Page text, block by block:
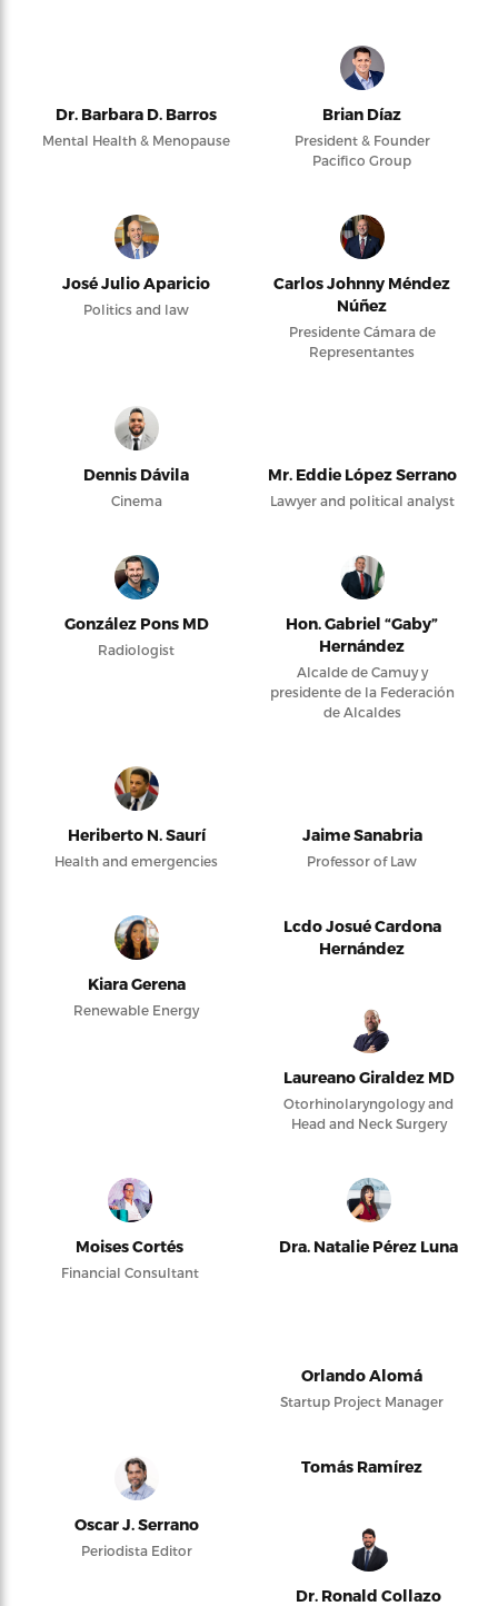
Dr. Barbara D. Barros
Mental Health & Menopause
Brian Díaz
President & Founder
Pacifico Group
José Julio Aparicio
Politics and law
Carlos Johnny Méndez
Núñez
Presidente Cámara de
Representantes
Dennis Dávila
Cinema
Mr. Eddie López Serrano
Lawyer and political analyst
González Pons MD
Radiologist
Hon. Gabriel “Gaby”
Hernández
Alcalde de Camuy y
presidente de la Federación
de Alcaldes
Heriberto N. Saurí
Health and emergencies
Jaime Sanabria
Professor of Law
Kiara Gerena
Renewable Energy
Lcdo Josué Cardona
Hernández
Laureano Giraldez MD
Otorhinolaryngology and
Head and Neck Surgery
Moises Cortés
Financial Consultant
Dra. Natalie Pérez Luna
Orlando Alomá
Startup Project Manager
Oscar J. Serrano
Periodista Editor
Tomás Ramírez
Dr. Ronald Collazo